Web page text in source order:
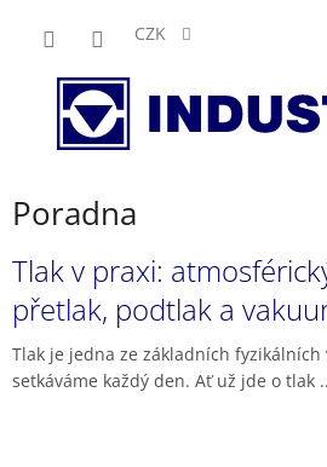
CZK
Poradna
V
ý
p
i
s
č
Tlak v praxi:
přetlak, podtlak a
Tlak je jedna ze základních
setkáváme každý den. Ať už jde o tlak